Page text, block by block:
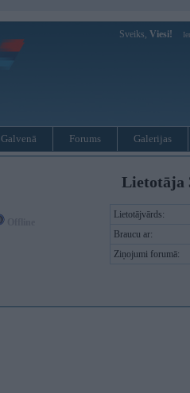
Sveiks, Viesi!
Galvenā Forums Galerijas
Lietotāja
Lietotājvārds:
Braucu ar:
Ziņojumi forumā: